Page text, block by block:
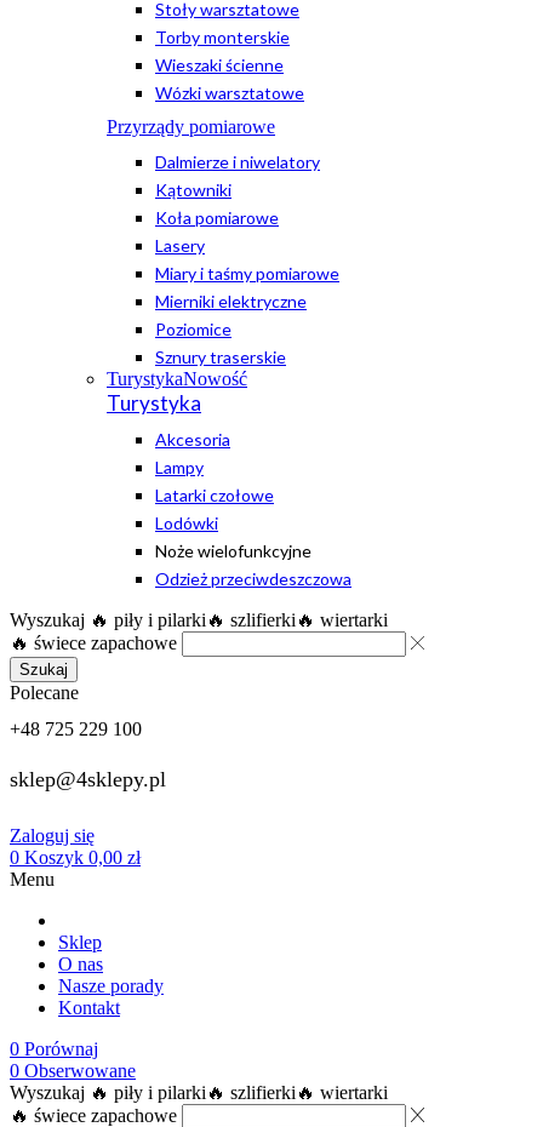
Stoły warsztatowe
Torby monterskie
Wieszaki ścienne
Wózki warsztatowe
Przyrządy pomiarowe
Dalmierze i niwelatory
Kątowniki
Koła pomiarowe
Lasery
Miary i taśmy pomiarowe
Mierniki elektryczne
Poziomice
Sznury traserskie
TurystykaNowość
Turystyka
Akcesoria
Lampy
Latarki czołowe
Lodówki
Noże wielofunkcyjne
Odzież przeciwdeszczowa
Wyszukaj 🔥 piły i pilarki 🔥 szlifierki 🔥 wiertarki
🔥 świece zapachowe
Szukaj
Polecane
+48 725 229 100
sklep@4sklepy.pl
Zaloguj się
0 Koszyk 0,00 zł
Menu
Sklep
O nas
Nasze porady
Kontakt
0 Porównaj
0 Obserwowane
Wyszukaj 🔥 piły i pilarki 🔥 szlifierki 🔥 wiertarki
🔥 świece zapachowe